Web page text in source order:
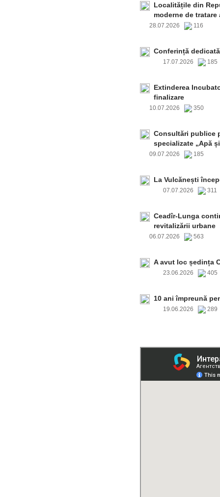
Localitățile din
moderne de
28.07.2026 116
Conferință
17.07.2026 185
Extinderea
finalizare
10.07.2026 350
Consultări publice
specializate „Apă
09.07.2026 185
La Vulcănești
07.07.2026 311
Ceadîr-Lunga
revitalizării urbane
06.07.2026 563
A avut loc ședința
23.06.2026 405
10 ani împreună
19.06.2026 289